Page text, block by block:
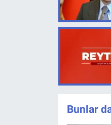
Bunlar